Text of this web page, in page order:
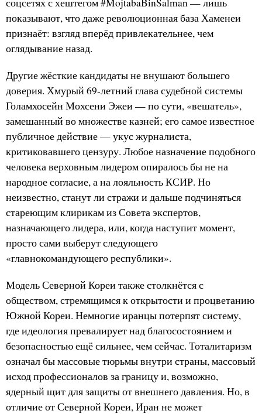
показывают, что даже революционная база Хаменеи
признаёт: взгляд вперёд привлекательнее, чем
оглядывание назад.
Другие жёсткие кандидаты не внушают большего
доверия. Хмурый 69-летний глава судебной системы
Голамхосейн Мохсени Эжеи — по сути, «вешатель»,
замешанный во множестве казней; его самое известное
публичное действие — укус журналиста,
критиковавшего цензуру. Любое назначение подобного
человека верховным лидером опиралось бы не на
народное согласие, а на лояльность КСИР. Но
неизвестно, станут ли стражи и дальше подчиняться
стареющим клирикам из Совета экспертов,
назначающего лидера, или, когда наступит момент,
просто сами выберут следующего
«главнокомандующего республики».
Модель Северной Кореи также столкнётся с
обществом, стремящимся к открытости и процветанию
Южной Кореи. Немногие иранцы потерпят систему,
где идеология превалирует над благосостоянием и
безопасностью ещё сильнее, чем сейчас. Тоталитаризм
означал бы массовые тюрьмы внутри страны, массовый
исход профессионалов за границу и, возможно,
ядерный щит для защиты от внешнего давления. Но, в
отличие от Северной Кореи, Иран не может